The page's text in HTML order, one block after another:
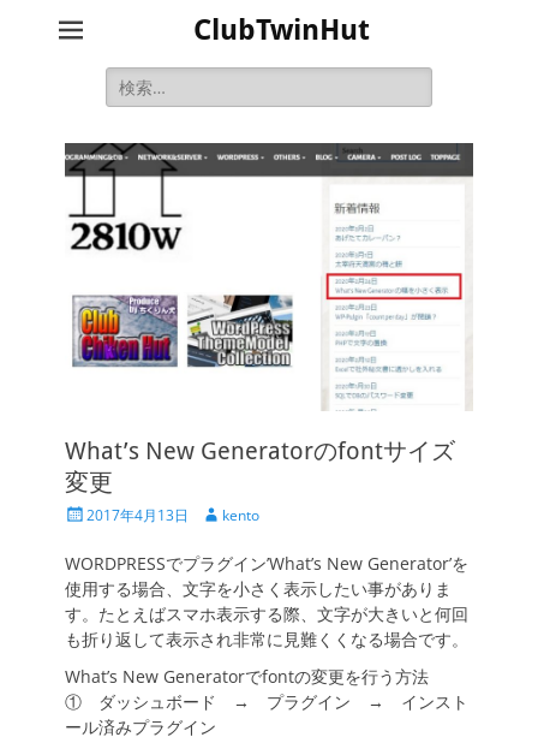
ClubTwinHut
検
索:
What’s New Generatorのfontサイズ
変更
投
日
2017年4月13日
投
者
kento
WORDPRESSでプラグイン’What’s New Generator’を
使用する場合、文字を小さく表示したい事がありま
す。たとえばスマホ表示する際、文字が大きいと何回
も折り返して表示され非常に見難くくなる場合です。
What’s New Generatorでfontの変更を行う方法
① ダッシュボード → プラグイン → インスト
ール済みプラグイン